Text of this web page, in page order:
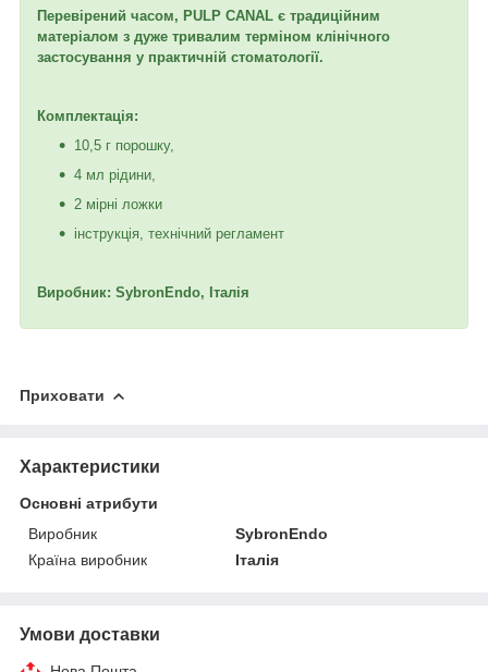
Перевірений часом, PULP CANAL є традиційним
матеріалом з дуже тривалим терміном клінічного
застосування у практичній стоматології.
Комплектація:
10,5 г порошку,
4 мл рідини,
2 мірні ложки
інструкція, технічний регламент
Виробник: SybronEndo, Італія
Приховати
Характеристики
Основні атрибути
Виробник
SybronEndo
Країна виробник
Італія
Умови доставки